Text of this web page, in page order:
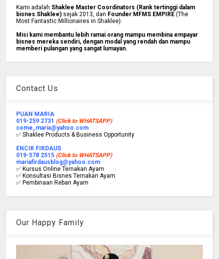
Kami adalah Shaklee Master Coordinators (Rank tertinggi dalam
bisnes Shaklee) sejak 2013, dan Founder MFMS EMPIRE (The
Most Fantastic Millionaires in Shaklee).
Misi kami membantu lebih ramai orang mampu membina empayar
bisnes mereka sendiri, dengan modal yang rendah dan mampu
memberi pulangan yang sangat lumayan.
Contact Us
PUAN MARIA
019-259 2731 (Click to WHATSAPP)
come_maria@yahoo.com
✅ Shaklee Products & Business Opportunity
ENCIK FIRDAUS
019-578 2515 (Click to WHATSAPP)
mariafirdausblog@yahoo.com
✅ Kursus Online Ternakan Ayam
✅ Konsultasi Bisnes Ternakan Ayam
✅ Pembinaan Reban Ayam
Our Happy Family